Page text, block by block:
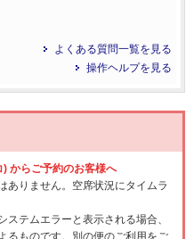
よくある質問一覧を見る
操作ヘルプを見る
からご予約のお客様へ
ありません。空席状況にタイムラ
テムエラーと表示される場合、
るものです。別の便のご利用をご